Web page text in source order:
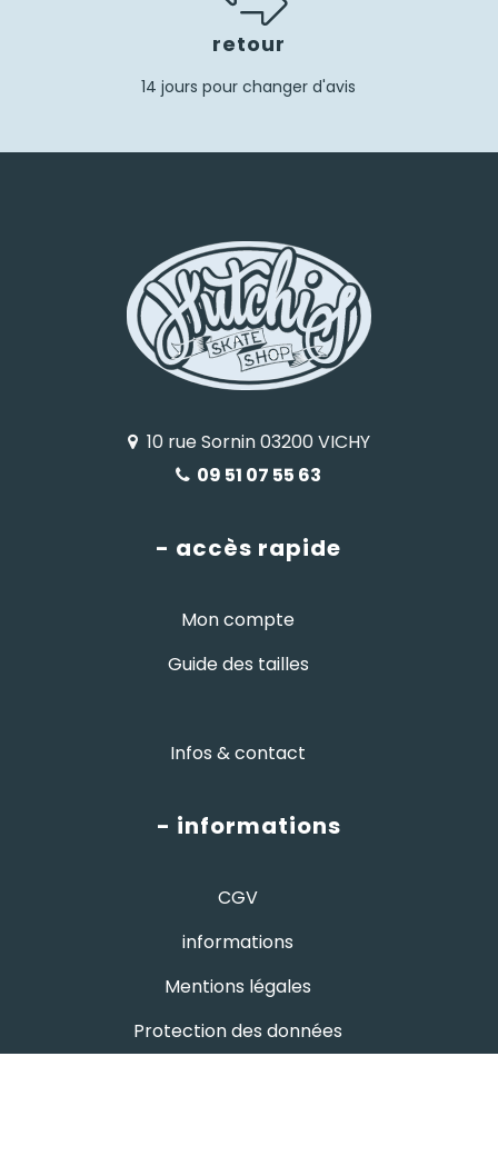
retour
14 jours pour changer d'avis
10 rue Sornin 03200 VICHY
09 51 07 55 63
- accès rapide
Mon compte
Guide des tailles
Infos & contact
- informations
CGV
informations
Mentions légales
Protection des données